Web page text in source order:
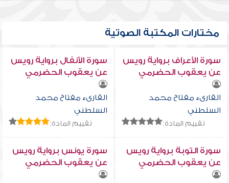
مختارات المكتبة الصوتية
سورة الأعراف برواية رويس
عن يعقوب الحضرمي
القارىء مفتاح محمد
السلطني
تقييم المادة:
سورة الأنفال برواية رويس
عن يعقوب الحضرمي
القارىء مفتاح محمد
السلطني
تقييم المادة:
سورة التوبة برواية رويس
عن يعقوب الحضرمي
سورة يونس برواية رويس
عن يعقوب الحضرمي